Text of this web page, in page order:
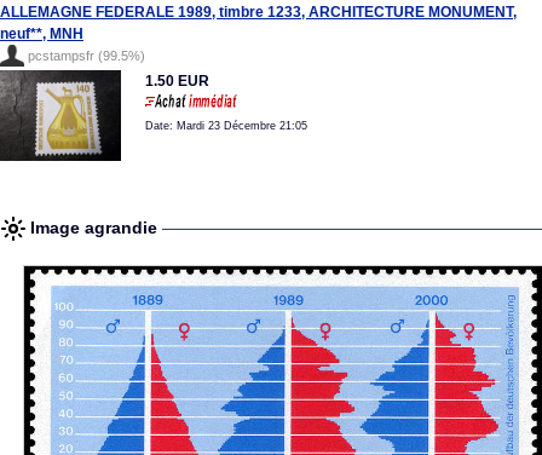
ALLEMAGNE FEDERALE 1989, timbre 1233, ARCHITECTURE MONUMENT,
neuf**, MNH
pcstampsfr (99.5%)
1.50 EUR
Date: Mardi 23 Décembre 21:05
Image agrandie